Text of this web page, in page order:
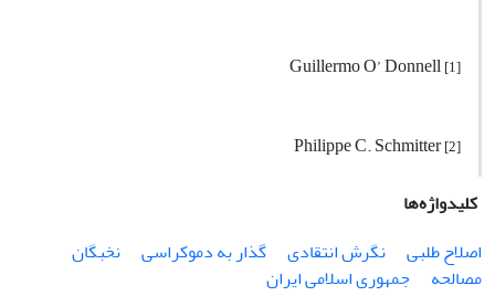
[1]
[2]
Philippe C. Schmitter
کلیدواژه‌ها
اصلاح طلبی
نگرش انتقادی گذار به دموکراسی
نخبگان
مصالحه
جمهوری اسلامی ایران